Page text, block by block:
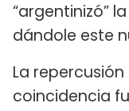
“argentinizó”
dándole este
La
coincidencia